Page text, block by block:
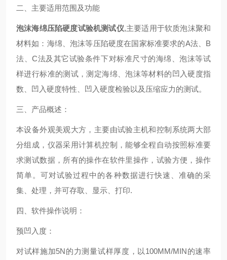
二、主要适用范围及功能
泡沫海绵压陷硬度试验机测试仪,主要适用于软质泡沫聚和
材料如：海绵、泡沫等压陷硬度在国家标准要求的A法、B
法、C法及其它试验条件下对标准尺寸的海绵、泡沫等试
样进行标准的测试，测定海绵、泡沫等材料的凹入硬度指
数、凹入硬度特性、凹入硬度检验以及压缩应力的测试。
三、产品概述：
本设备外观美观大方，主要由试验主机和控制系统两大部
分组成，仪器采用计算机控制，能够全程自动按照标准要
求测试数据，所有的操作在软件里操作，试验方便，操作
简单。可对试验过程中的各种数据进行快速、准确的采
集、处理，并可存取、显示、打印.
四、软件操作说明：
预凹入度：
对试样施加5N的力测量试样厚度，以100MM/MIN的速率